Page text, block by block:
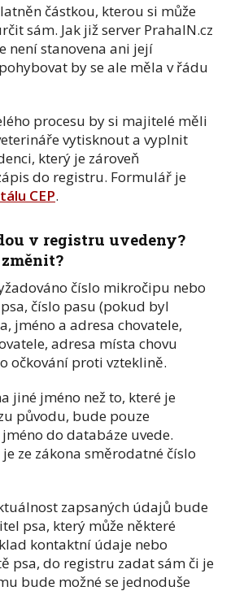
částkou, kterou si může
sám. Jak již server PrahaIN.cz
není stanovena ani její
by se ale měla v řádu
procesu by si majitelé měli
vytisknout a vyplnit
který je zároveň
do registru. Formulář je
CEP.
v registru uvedeny?
číslo mikročipu nebo
číslo pasu (pokud byl
jméno a adresa chovatele,
adresa místa chovu
očkování proti vzteklině.
jiné jméno než to, které je
původu, bude pouze
do databáze uvede.
ze zákona směrodatné číslo
zapsaných údajů bude
psa, který může některé
kontaktní údaje nebo
psa, do registru zadat sám či je
bude možné se jednoduše